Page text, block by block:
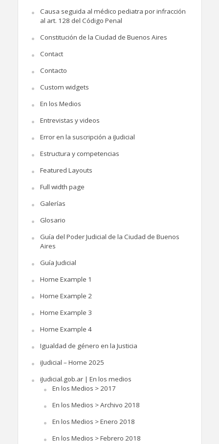
Causa seguida al médico pediatra por infracción
al art. 128 del Código Penal
Constitución de la Ciudad de Buenos Aires
Contact
Contacto
Custom widgets
En los Medios
Entrevistas y videos
Error en la suscripción a iJudicial
Estructura y competencias
Featured Layouts
Full width page
Galerías
Glosario
Guía del Poder Judicial de la Ciudad de Buenos
Aires
Guía Judicial
Home Example 1
Home Example 2
Home Example 3
Home Example 4
Igualdad de género en la Justicia
iJudicial – Home 2025
iJudicial.gob.ar | En los medios
En los Medios > 2017
En los Medios > Archivo 2018
En los Medios > Enero 2018
En los Medios > Febrero 2018